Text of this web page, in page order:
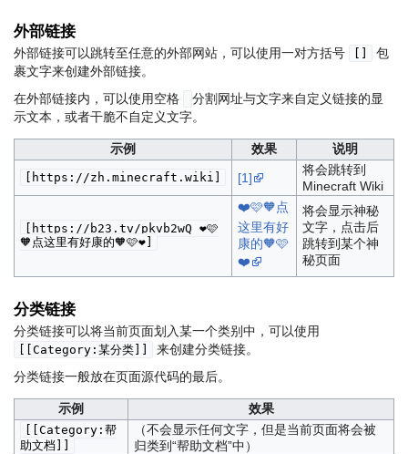
外部链接
外部链接可以跳转至任意的外部网站，可以使用一对方括号
包
裹文字来创建外部链接。
在外部链接内，可以使用空格
分割网址与文字来自定义链接的显
示文本，或者干脆不自定义文字。
示例 效果 说明
[https://zh.minecraft.wiki] [1]
将会跳转到
Minecraft Wiki
[https://b23.tv/pkvb2wQ ❤️🩷
🧡点这里有好康的🧡🩷❤️]
❤️🩷🧡点
这里有好
康的🧡🩷
❤️
将会显示神秘
文字，点击后
跳转到某个神
秘页面
分类链接
分类链接可以将当前页面划入某一个类别中，可以使用
[[Category:某分类]]
来创建分类链接。
分类链接一般放在页面源代码的最后。
示例 效果
[[Category:帮
助文档]]
（不会显示任何文字，但是当前页面将会被
归类到“帮助文档”中）